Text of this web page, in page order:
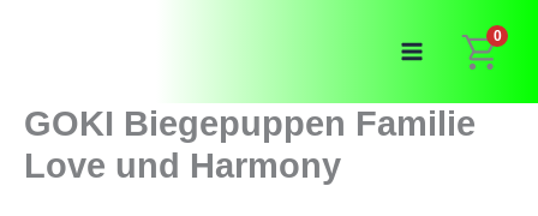
0
GOKI Biegepuppen Familie
Love und Harmony